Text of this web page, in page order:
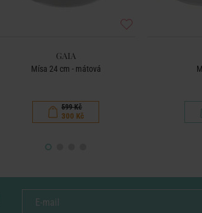
GAIA
Mísa 24 cm - mátová
599 Kč
300 Kč